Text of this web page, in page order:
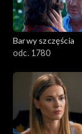
Barwy szczęścia
odc. 1780